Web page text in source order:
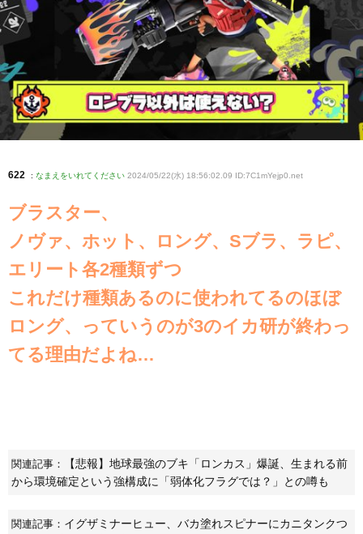
622 : なまえをいれてください 2024/05/22(水) 18:56:02.09 ID:7C1mYejp0 .net
ブラスター、
ノヴァ、ホット、ロング、Sブラ、ラピ、
エリート各2種類ずつ
これだけ種類あるのに使われてるのほぼ
ロング、っていうのが3のイカ研が終わっ
てる理由だよね…
関連記事：
【悲報】地球最強のブキ「ロンカス」爆誕、生まれる前
から環境確定という強構成に「弱体化フラグでは？」との噂も
関連記事： イグザミナーヒュー、バカ塗れスピナーにカニタンクつ